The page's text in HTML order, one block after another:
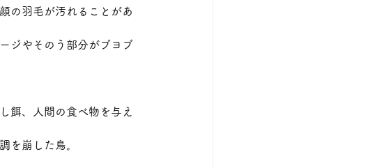
の羽毛が汚れることがあ
ジやそのう部分がブヨブ
餌、人間の食べ物を与え
を崩した鳥。﻿